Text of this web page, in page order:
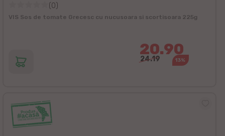
(0)
VIS Sos de tomate Grecesc cu nucusoara si scortisoara 225g
20.90
24.19 13%